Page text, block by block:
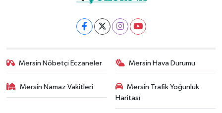
Mersin Nöbetçi Eczaneler Mersin Hava Durumu
Mersin Namaz Vakitleri
Mersin Trafik Yoğunluk
Haritası